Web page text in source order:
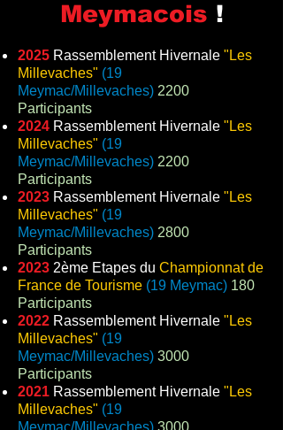
Meymacois !
2025 Rassemblement Hivernale "Les
Millevaches" (19
Meymac/Millevaches) 2200
Participants
2024 Rassemblement Hivernale "Les
Millevaches" (19
Meymac/Millevaches) 2200
Participants
2023 Rassemblement Hivernale "Les
Millevaches" (19
Meymac/Millevaches) 2800
Participants
2023 2ème Etapes du Championnat de
France de Tourisme (19 Meymac) 180
Participants
2022 Rassemblement Hivernale "Les
Millevaches" (19
Meymac/Millevaches) 3000
Participants
2021 Rassemblement Hivernale "Les
Millevaches" (19
Meymac/Millevaches) 3000